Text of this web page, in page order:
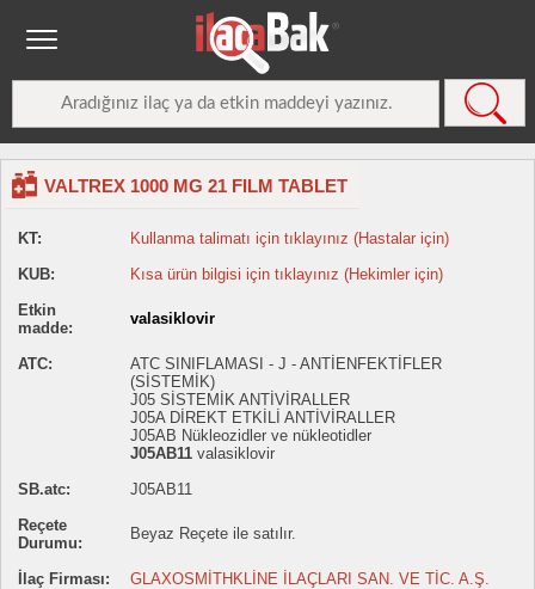
VALTREX 1000 MG 21 FILM TABLET
KT:
Kullanma talimatı için tıklayınız (Hastalar için)
KUB:
Kısa ürün bilgisi için tıklayınız (Hekimler için)
Etkin
madde:
valasiklovir
ATC:
ATC SINIFLAMASI - J - ANTİENFEKTİFLER
(SİSTEMİK)
J05 SİSTEMİK ANTİVİRALLER
J05A DİREKT ETKİLİ ANTİVİRALLER
J05AB Nükleozidler ve nükleotidler
J05AB11 valasiklovir
SB.atc:
J05AB11
Reçete
Durumu:
Beyaz Reçete ile satılır.
İlaç Firması:
GLAXOSMİTHKLİNE İLAÇLARI SAN. VE TİC. A.Ş.